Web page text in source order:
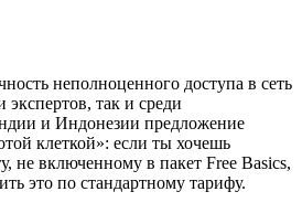
неполноценного доступа в сеть
экспертов, так и среди
и Индонезии предложение
клеткой»: если ты хочешь
не включенному в пакет Free Basics,
это по стандартному тарифу.